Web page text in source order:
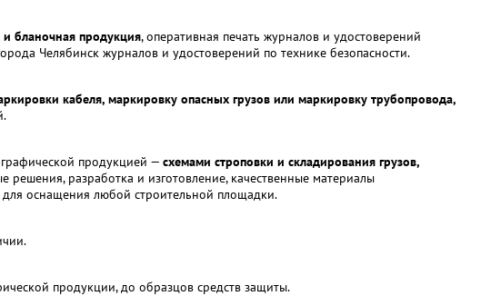
бланочная продукция, оперативная печать журналов и удостоверений
Челябинск журналов и удостоверений по технике безопасности.
кабеля, маркировку опасных грузов или маркировку трубопровода,
продукцией — схемами строповки и складирования грузов,
решения, разработка и изготовление, качественные материалы
оснащения любой строительной площадки.
продукции, до образцов средств защиты.